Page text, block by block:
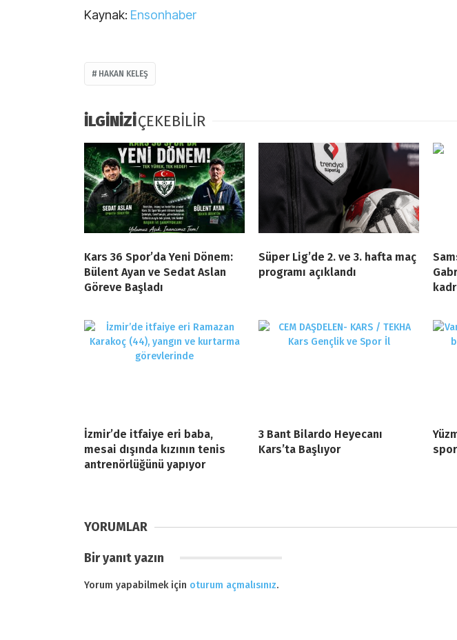
Kaynak: Ensonhaber
HAKAN KELEŞ
İLGİNİZİÇEKEBİLİR
Kars 36 Spor’da Yeni Dönem:
Bülent Ayan ve Sedat Aslan
Göreve Başladı
Süper Lig’de 2. ve 3. hafta maç
programı açıklandı
İzmir’de itfaiye eri baba,
mesai dışında kızının tenis
antrenörlüğünü yapıyor
3 Bant Bilardo Heyecanı
Kars’ta Başlıyor
YORUMLAR
Bir yanıt yazın
Yorum yapabilmek için oturum açmalısınız.